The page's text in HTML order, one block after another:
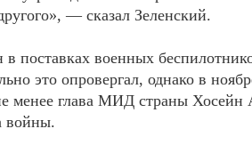
— сказал Зеленский.
поставках военных
это опровергал, однако в
менее глава МИД страны
войны.